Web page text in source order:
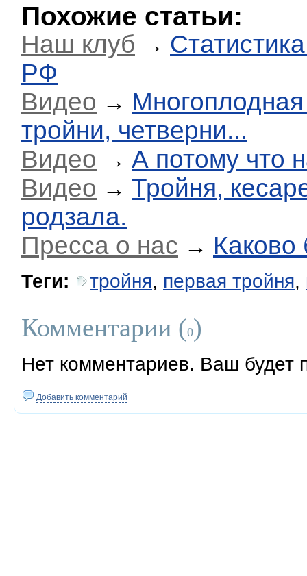
Похожие статьи:
Наш клуб →
РФ
Видео →
тройни, четверни...
Видео → А потому что
Видео → Тройня,
родзала.
Пресса о нас → Каково
Теги: тройня, первая тройня,
Комментарии (0)
Нет комментариев. Ваш будет
Добавить комментарий